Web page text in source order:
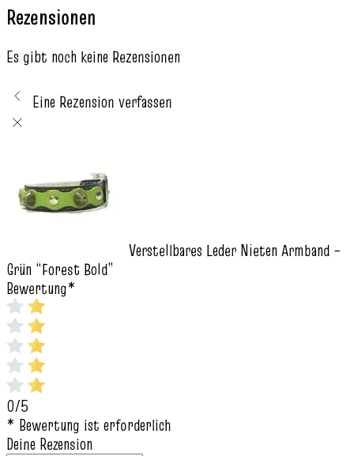
Rezensionen
Es gibt noch keine Rezensionen
Eine Rezension verfassen
Verstellbares Leder Nieten Armband –
Grün “Forest Bold”
Bewertung*
0/5
* Bewertung ist erforderlich
Deine Rezension